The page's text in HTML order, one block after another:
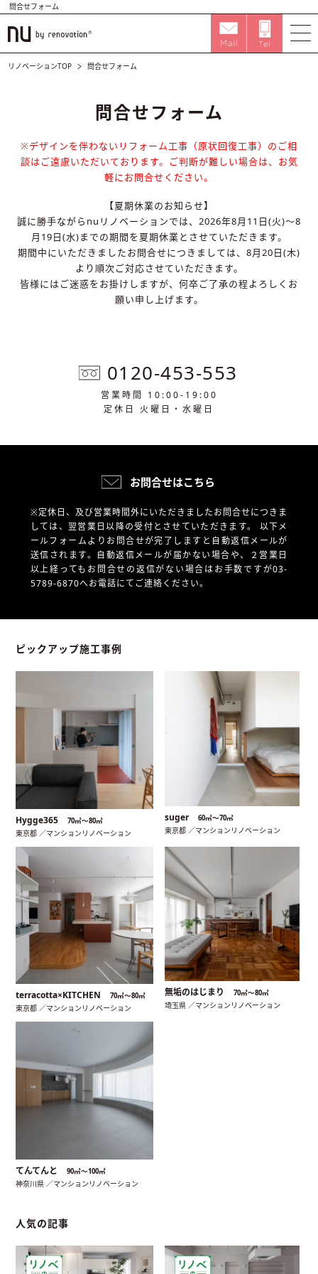
問合せフォーム
リノベーションTOP 問合せフォーム
問合せフォーム
※デザインを伴わないリフォーム工事（原状回復工事）のご相
談はご遠慮いただいております。
ご判断が難しい場合は、お気
軽にお問合せください。
【夏期休業のお知らせ】
誠に勝手ながらnuリノベーションでは、2026年8月11日(火)～8
月19日(水)までの期間を夏期休業とさせていただきます。
期間中にいただきましたお問合せにつきましては、8月20日(木)
より順次ご対応させていただきます。
皆様にはご迷惑をお掛けしますが、何卒ご了承の程よろしくお
願い申し上げます。
0120-453-553
営業時間 10:00-19:00
定休日 火曜日・水曜日
お問合せはこちら
※定休日、及び営業時間外にいただきましたお問合せにつきま
しては、翌営業日以降の受付とさせていただきます。 以下メ
ールフォームよりお問合せが完了しますと自動返信メールが
送信されます。自動返信メールが届かない場合や、
２営業日
以上経ってもお問合せの返信がない場合はお手数ですが03-
5789-6870へお電話にてご連絡ください。
ピックアップ施工事例
Hygge365 70㎡〜80㎡
東京都 ／マンションリノベーション
suger 60㎡〜70㎡
東京都 ／マンションリノベーション
terracotta×KITCHEN 70㎡〜80㎡
東京都 ／マンションリノベーション
無垢のはじまり 70㎡〜80㎡
埼玉県 ／マンションリノベーション
てんてんと 90㎡〜100㎡
神奈川県 ／マンションリノベーション
人気の記事